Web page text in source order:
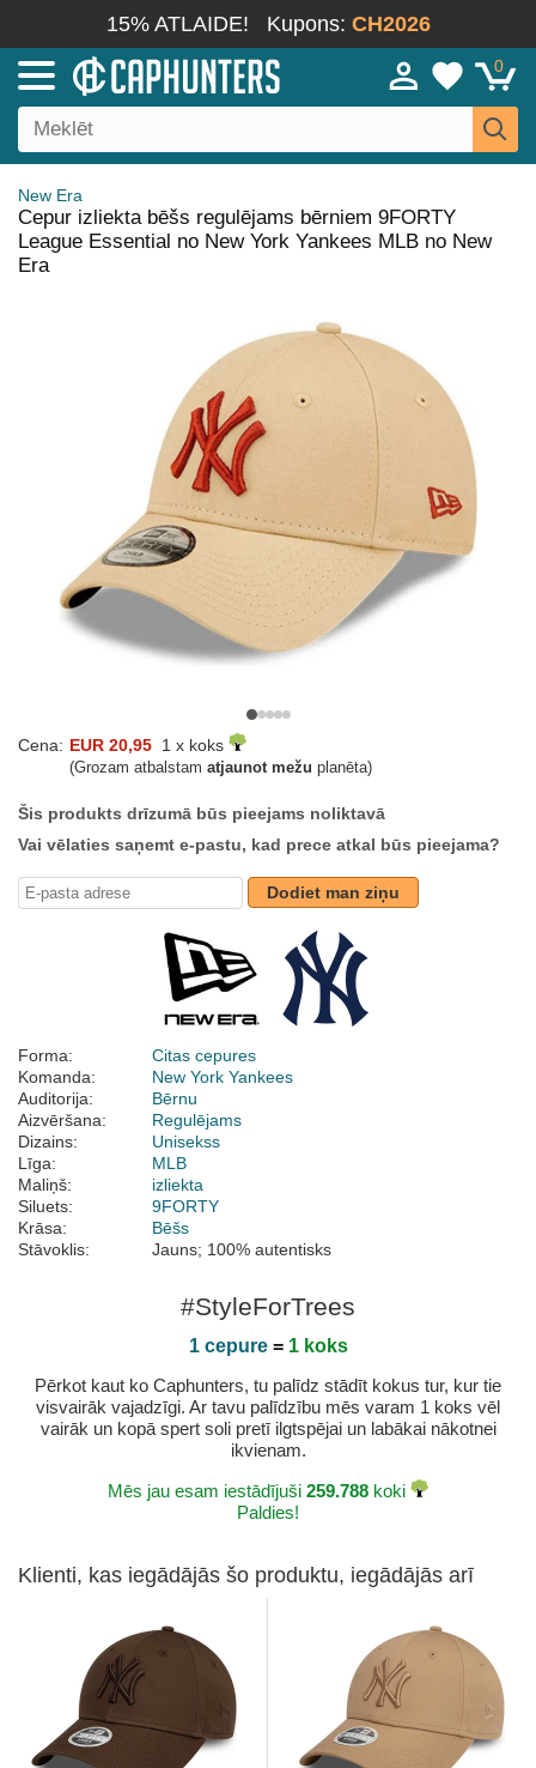
15% ATLAIDE! Kupons: CH2026
0
New Era
Cepur izliekta bēšs regulējams bērniem 9FORTY
League Essential no New York Yankees MLB no New
Era
Cena: EUR 20,95 1 x koks
(Grozam atbalstam atjaunot mežu planēta)
Šis produkts drīzumā būs pieejams noliktavā
Vai vēlaties saņemt e-pastu, kad prece atkal būs pieejama?
Dodiet man ziņu
Forma:
Citas cepures
Komanda:
New York Yankees
Auditorija:
Bērnu
Aizvēršana:
Regulējams
Dizains:
Unisekss
Līga:
MLB
Maliņš:
izliekta
Siluets:
9FORTY
Krāsa:
Bēšs
Stāvoklis:
Jauns; 100% autentisks
#StyleForTrees
1 cepure= 1 koks
Pērkot kaut ko Caphunters, tu palīdz stādīt kokus tur, kur tie
visvairāk vajadzīgi. Ar tavu palīdzību mēs varam 1 koks vēl
vairāk un kopā spert soli pretī ilgtspējai un labākai nākotnei
ikvienam.
Mēs jau esam iestādījuši 259.788 koki
Paldies!
Klienti, kas iegādājās šo produktu, iegādājās arī